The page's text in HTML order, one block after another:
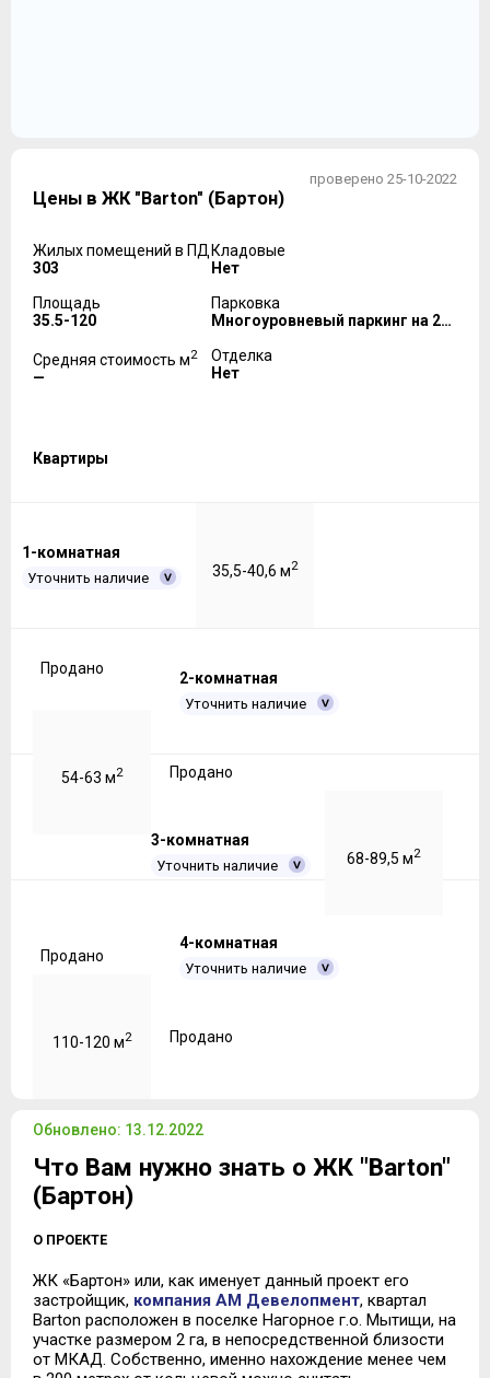
проверено 25-10-2022
Цены в ЖК "Barton" (Бартон)
Жилых помещений в ПД
303
Площадь
35.5-120
Средняя стоимость м2
—
Кладовые
Нет
Парковка
Многоуровневый паркинг на 246 м/м
Отделка
Нет
Квартиры
1-комнатная
Уточнить наличие 35,5-40,6 м2
Продано
2-комнатная
Уточнить наличие
54-63 м2 Продано
3-комнатная
Уточнить наличие 68-89,5 м2
Продано
4-комнатная
Уточнить наличие
110-120 м2 Продано
Обновлено: 13.12.2022
Что Вам нужно знать о ЖК "Barton"
(Бартон)
О ПРОЕКТЕ
ЖК «Бартон» или, как именует данный проект его
застройщик, компания АМ Девелопмент, квартал
Barton расположен в поселке Нагорное г.о. Мытищи, на
участке размером 2 га, в непосредственной близости
от МКАД. Собственно, именно нахождение менее чем